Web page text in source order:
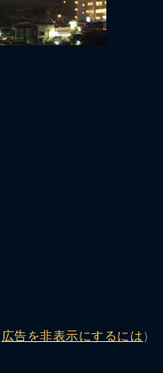
広告を非表示にするには ）